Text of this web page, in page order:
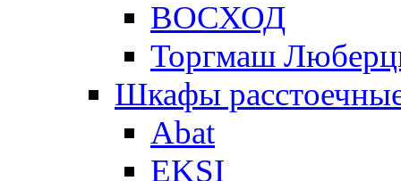
ВОСХОД
Торгмаш
Шкафы
Abat
EKSI